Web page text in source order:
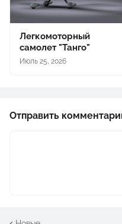
Легкомоторный
самолет "Танго"
Июль 25, 2026
Отправить